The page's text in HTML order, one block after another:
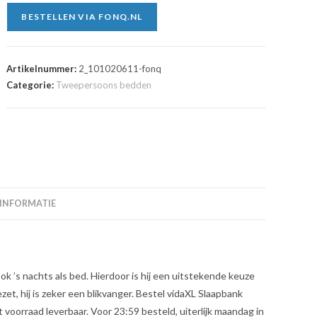
BESTELLEN VIA FONQ.NL
Artikelnummer: 2_101020611-fonq
Categorie: Tweepersoons bedden
’s nachts als bed. Hierdoor is hij een uitstekende keuze
hij is zeker een blikvanger. Bestel vidaXL Slaapbank
leverbaar. Voor 23:59 besteld, uiterlijk maandag in